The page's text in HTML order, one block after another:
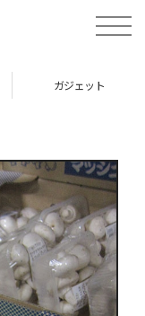
toggle
ガジェット